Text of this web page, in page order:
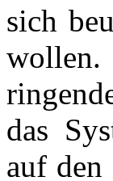
sich
das
auf den